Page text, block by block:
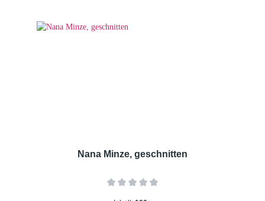
Nana Minze, geschnitten